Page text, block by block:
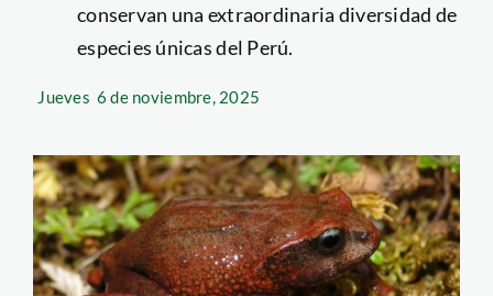
conservan una extraordinaria diversidad de
especies únicas del Perú.
Jueves 6 de noviembre, 2025